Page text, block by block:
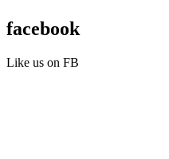
facebook
Like us on FB